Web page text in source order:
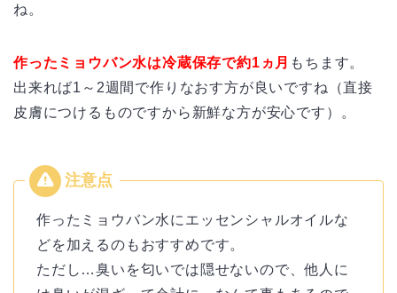
ね。
作ったミョウバン水は冷蔵保存で約1ヵ月 もちます。
出来れば1～2週間で作りなおす方が良いですね（直接
皮膚につけるものですから新鮮な方が安心です）。
作ったミョウバン水にエッセンシャルオイルな
どを加えるのもおすすめです。
ただし…臭いを匂いでは隠せないので、他人に